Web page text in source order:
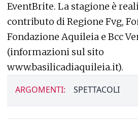
EventBrite. La stagione è
contributo di Regione Fvg,
Fondazione Aquileia e Bcc
(informazioni sul sito
www.basilicadiaquileia.it).
ARGOMENTI: SPETTACOLI